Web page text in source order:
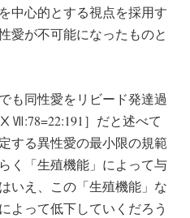
中心的とする視点を採用す
愛が不可能になったものと
も同性愛をリビード発達過
］だと述べて
する異性愛の最小限の規範
く「生殖機能」によって与
いえ、この「生殖機能」な
よって低下していくだろう